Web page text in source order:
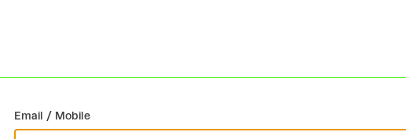
Email / Mobile